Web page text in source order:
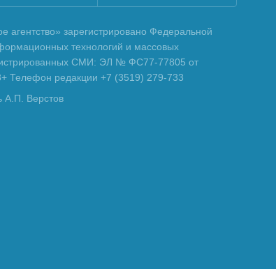
зарегистрировано Федеральной
технологий и массовых
СМИ: ЭЛ № ФС77-77805 от
Телефон редакции +7 (3519) 279-733
А.П. Верстов